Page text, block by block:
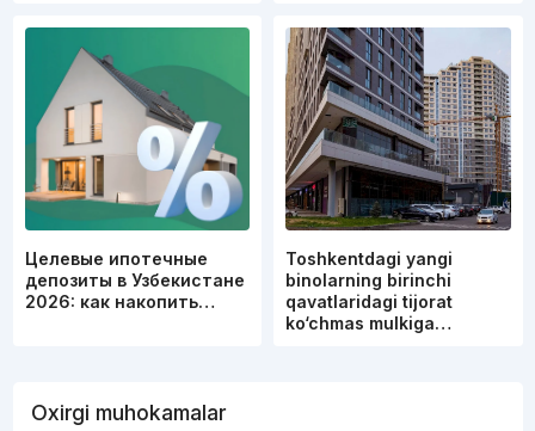
Целевые ипотечные
депозиты в Узбекистане
2026: как накопить…
Toshkentdagi yangi
binolarning birinchi
qavatlaridagi tijorat
ko‘chmas mulkiga…
Oxirgi muhokamalar